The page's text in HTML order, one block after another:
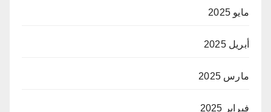
مايو 2025
أبريل 2025
مارس 2025
فبراير 2025